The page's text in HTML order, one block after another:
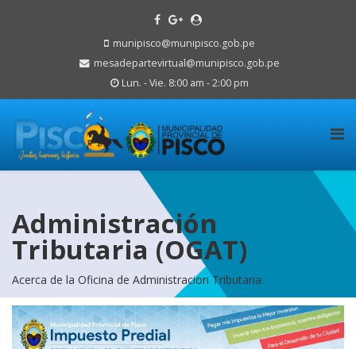
munipisco@munipisco.gob.pe
mesadepartevirtual@munipisco.gob.pe
Lun. - Vie. 8:00 am - 2:00 pm
Administración
Tributaria (OGAT)
Acerca de la Oficina de Administracion Tributaria.